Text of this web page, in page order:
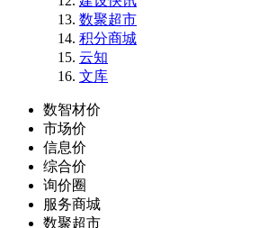
数聚超市
积分商城
云知
文库
数智材价
市场价
信息价
综合价
询价圈
服务商城
数聚超市